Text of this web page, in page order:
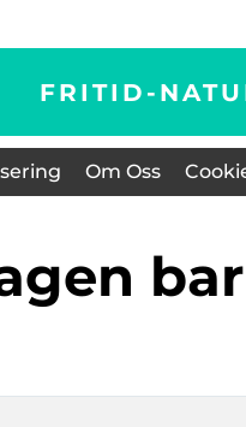
FRITID-
Om Oss